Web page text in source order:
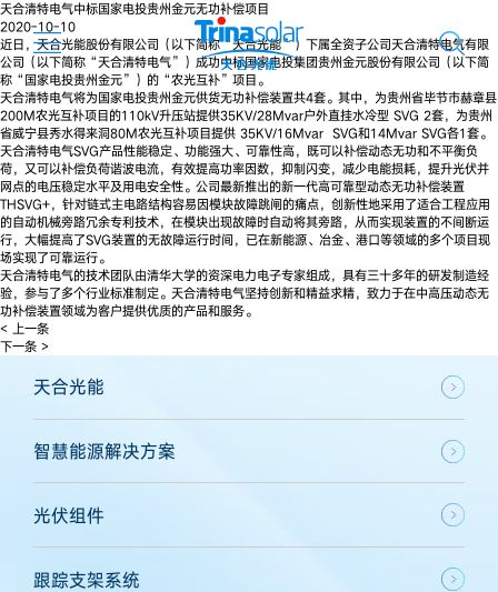
天合清特电气中标国家电投贵州金元无功补偿项目
2020-10-10
近日，天合光能股份有限公司（以下简称“天合光能”）下属全资子公司天合清特电气有限
公司（以下简称“天合清特电气”）成功中标国家电投集团贵州金元股份有限公司（以下简
称“国家电投贵州金元”）的“农光互补”项目。
天合清特电气将为国家电投贵州金元供货无功补偿装置共4套。其中，为贵州省毕节市赫章县
200M农光互补项目的110kV升压站提供35KV/28Mvar户外直挂水冷型 SVG 2套，为贵州
省威宁县秀水得来洞80M农光互补项目提供 35KV/16Mvar SVG和14Mvar SVG各1套。
天合清特电气SVG产品性能稳定、功能强大、可靠性高，既可以补偿动态无功和不平衡负
荷，又可以补偿负荷谐波电流，有效提高功率因数，抑制闪变，减少电能损耗，提升光伏并
网点的电压稳定水平及用电安全性。公司最新推出的新一代高可靠型动态无功补偿装置
THSVG+，针对链式主电路结构容易因模块故障跳闸的痛点，创新性地采用了适合工程应用
的自动机械旁路冗余专利技术，在模块出现故障时自动将其旁路，从而实现装置的不间断运
行，大幅提高了SVG装置的无故障运行时间，已在新能源、冶金、港口等领域的多个项目现
场实现了可靠运行。
天合清特电气的技术团队由清华大学的资深电力电子专家组成，具有三十多年的研发制造经
验，参与了多个行业标准制定。天合清特电气坚持创新和精益求精，致力于在中高压动态无
功补偿装置领域为客户提供优质的产品和服务。
< 上一条
下一条 >
天合光能
智慧能源解决方案
光伏组件
跟踪支架系统